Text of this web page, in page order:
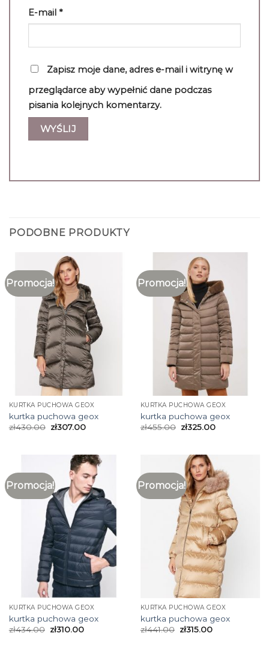
E-mail *
Zapisz moje dane, adres e-mail i witrynę w
przeglądarce aby wypełnić dane podczas
pisania kolejnych komentarzy.
PODOBNE PRODUKTY
Promocja!
KURTKA PUCHOWA GEOX
kurtka puchowa geox
zł430.00 zł307.00
Promocja!
KURTKA PUCHOWA GEOX
kurtka puchowa geox
zł455.00 zł325.00
Promocja!
KURTKA PUCHOWA GEOX
kurtka puchowa geox
zł434.00 zł310.00
Promocja!
KURTKA PUCHOWA GEOX
kurtka puchowa geox
zł441.00 zł315.00